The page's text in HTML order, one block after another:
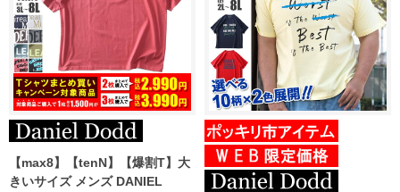
【max8】【tenN】【爆割T】大
きいサイズ メンズ DANIEL